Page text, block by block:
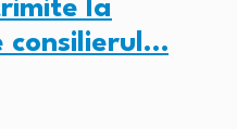
la
consilierul…